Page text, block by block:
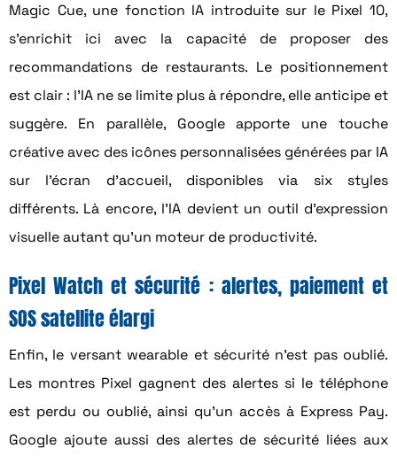
Magic Cue, une fonction IA introduite sur le Pixel 10,
s’enrichit ici avec la capacité de proposer des
recommandations de restaurants. Le positionnement
est clair : l’IA ne se limite plus à répondre, elle anticipe et
suggère. En parallèle, Google apporte une touche
créative avec des icônes personnalisées générées par IA
sur l’écran d’accueil, disponibles via six styles
différents. Là encore, l’IA devient un outil d’expression
visuelle autant qu’un moteur de productivité.
Pixel Watch et sécurité : alertes, paiement et
SOS satellite élargi
Enfin, le versant wearable et sécurité n’est pas oublié.
Les montres Pixel gagnent des alertes si le téléphone
est perdu ou oublié, ainsi qu’un accès à Express Pay.
Google ajoute aussi des alertes de sécurité liées aux